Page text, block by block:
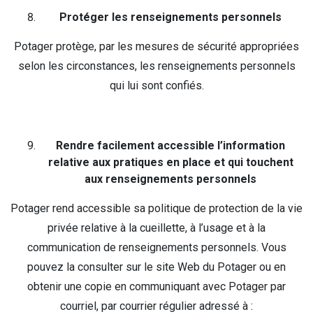
Protéger les renseignements personnels
Potager protège, par les mesures de sécurité appropriées
selon les circonstances, les renseignements personnels
qui lui sont confiés.
Rendre facilement accessible l’information
relative aux pratiques en place et qui touchent
aux renseignements personnels
Potager rend accessible sa politique de protection de la vie
privée relative à la cueillette, à l’usage et à la
communication de renseignements personnels. Vous
pouvez la consulter sur le site Web du Potager ou en
obtenir une copie en communiquant avec Potager par
courriel, par courrier régulier adressé à :